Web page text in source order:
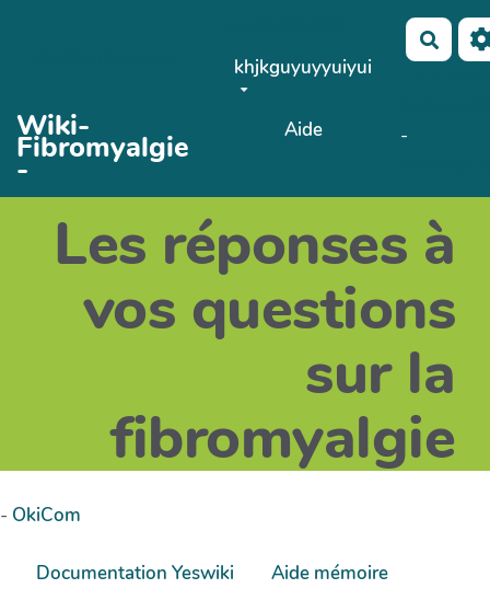
Wiki-
Fibromyalgie
-
khjkguyuyyuiyui
Aide
-
Télécharger le fichier bandeau.png
Les réponses à
vos questions
sur la
fibromyalgie
- OkiCom
Documentation Yeswiki
Aide mémoire